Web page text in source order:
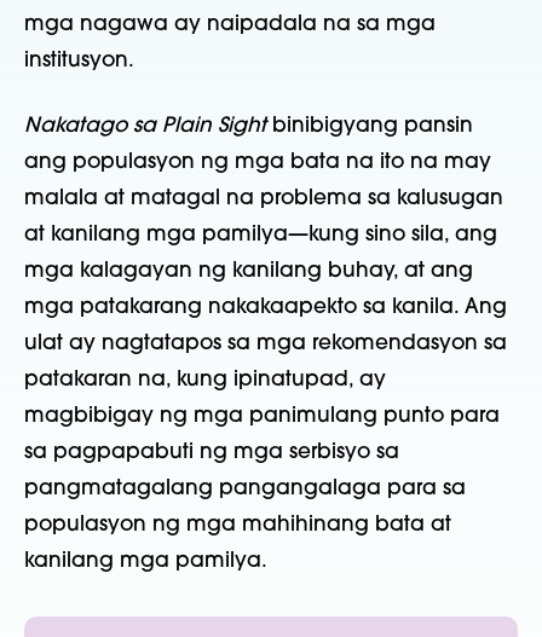
mga nagawa ay naipadala na sa mga
institusyon.
Nakatago sa Plain Sightbinibigyang pansin
ang populasyon ng mga bata na ito na may
malala at matagal na problema sa kalusugan
at kanilang mga pamilya—kung sino sila, ang
mga kalagayan ng kanilang buhay, at ang
mga patakarang nakakaapekto sa kanila. Ang
ulat ay nagtatapos sa mga rekomendasyon sa
patakaran na, kung ipinatupad, ay
magbibigay ng mga panimulang punto para
sa pagpapabuti ng mga serbisyo sa
pangmatagalang pangangalaga para sa
populasyon ng mga mahihinang bata at
kanilang mga pamilya.